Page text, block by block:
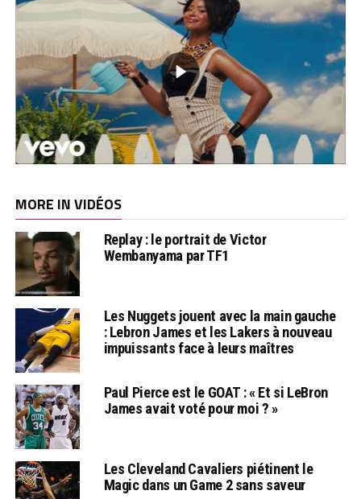
MORE IN VIDÉOS
Replay : le portrait de Victor
Wembanyama par TF1
Les Nuggets jouent avec la main gauche
: Lebron James et les Lakers à nouveau
impuissants face à leurs maîtres
Paul Pierce est le GOAT : « Et si LeBron
James avait voté pour moi ? »
Les Cleveland Cavaliers piétinent le
Magic dans un Game 2 sans saveur